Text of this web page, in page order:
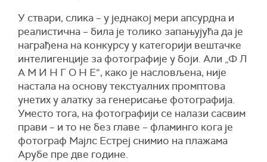
У ствари, слика – у једнакој мери апсурдна и
реалистична – била је толико запањујућа да је
награђена на конкурсу у категорији вештачке
интелигенције за фотографије у боји. Али „Ф Л
А М И Н Г О Н Е“, како је насловљена, није
настала на основу текстуалних промптова
унетих у алатку за генерисање фотографија.
Уместо тога, на фотографији се налази сасвим
прави – и то не без главе – фламинго кога је
фотограф Мајлс Естреј снимио на плажама
Арубе пре две године.